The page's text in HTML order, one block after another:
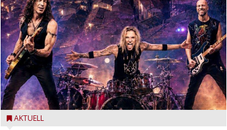
Stef Burns, Will Hunt und Andrea Torresani im Summer
AKTUELL